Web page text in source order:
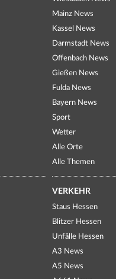
Mainz News
Kassel News
Darmstadt News
Offenbach News
Gießen News
Fulda News
Bayern News
Sport
Wetter
Alle Orte
Alle Themen
VERKEHR
Staus Hessen
Blitzer Hessen
Unfälle Hessen
A3 News
A5 News